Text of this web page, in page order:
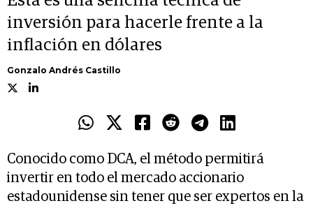
inversión para hacerle frente a la
inflación en dólares
Gonzalo Andrés Castillo
Conocido como DCA, el método permitirá
invertir en todo el mercado accionario
estadounidense sin tener que ser expertos en la